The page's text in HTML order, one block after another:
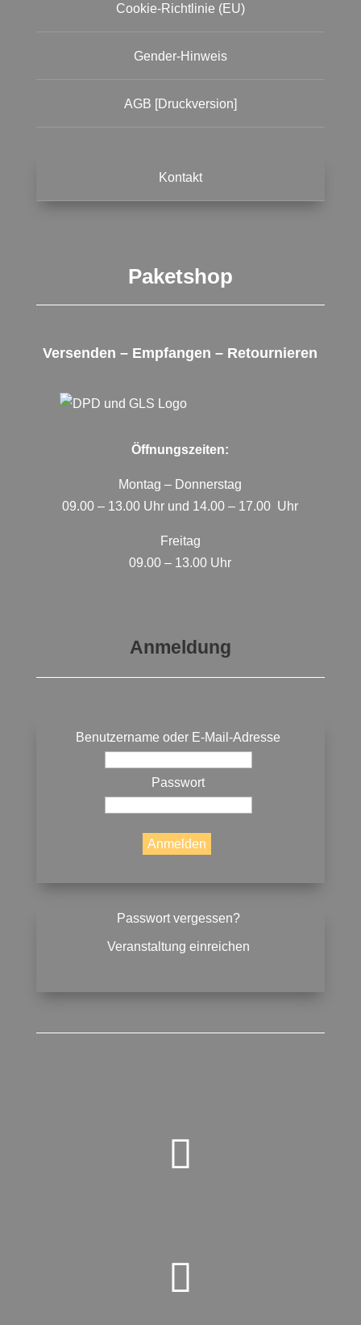
Cookie-Richtlinie (EU)
Gender-Hinweis
AGB [Druckversion]
Kontakt
Paketshop
Versenden – Empfangen – Retournieren
Öffnungszeiten:
Montag – Donnerstag
09.00 – 13.00 Uhr und 14.00 – 17.00 Uhr
Freitag
09.00 – 13.00 Uhr
Anmeldung
Benutzername oder E-Mail-Adresse
Passwort
Passwort vergessen?
Veranstaltung einreichen